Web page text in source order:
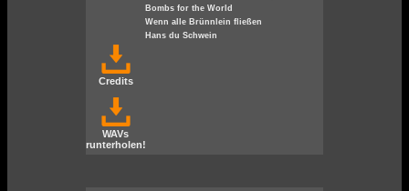
Bombs for the World
Wenn alle Brünnlein fließen
Hans du Schwein
Credits
WAVs
runterholen!